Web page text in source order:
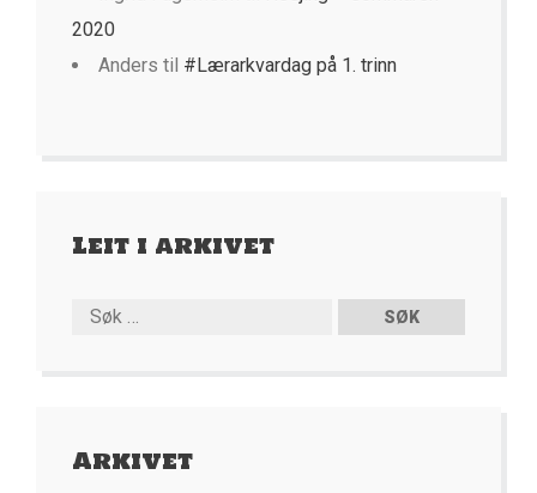
2020
Anders til #Lærarkvardag på 1. trinn
Leit i arkivet
Arkivet